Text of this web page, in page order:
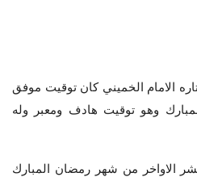
الامام الخميني كان توقيت موفق
وهو توقيت هادف ومعبر وله
الاواخر من شهر رمضان المبارك